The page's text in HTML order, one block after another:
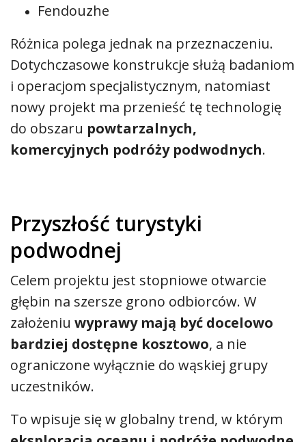
Fendouzhe
Różnica polega jednak na przeznaczeniu.
Dotychczasowe konstrukcje służą badaniom
i operacjom specjalistycznym, natomiast
nowy projekt ma przenieść tę technologię
do obszaru powtarzalnych,
komercyjnych podróży podwodnych.
Przyszłość turystyki
podwodnej
Celem projektu jest stopniowe otwarcie
głębin na szersze grono odbiorców. W
założeniu wyprawy mają być docelowo
bardziej dostępne kosztowo, a nie
ograniczone wyłącznie do wąskiej grupy
uczestników.
To wpisuje się w globalny trend, w którym